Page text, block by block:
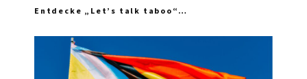
Entdecke „Let’s talk taboo“…